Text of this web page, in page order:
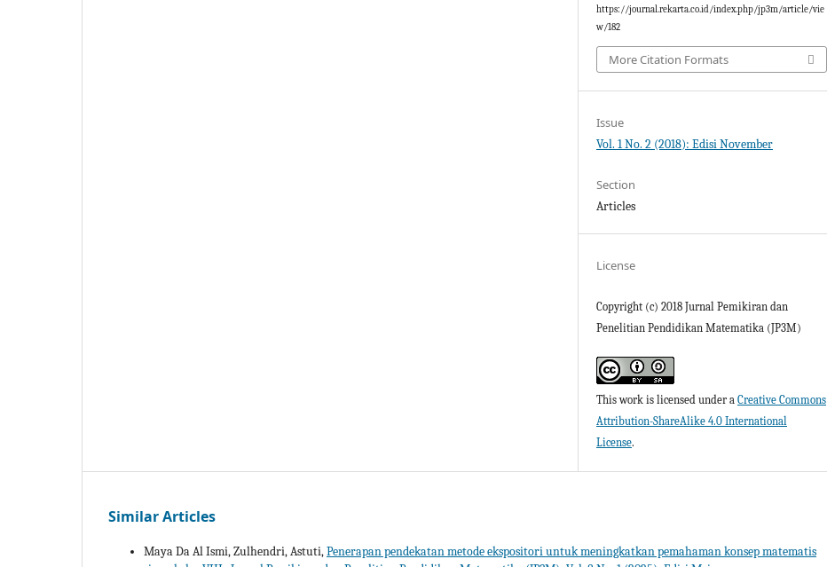
https://journal.rekarta.co.id/index.php/jp3m/article/vie
w/182
More Citation Formats
Issue
Vol. 1 No. 2 (2018): Edisi November
Section
Articles
License
Copyright (c) 2018 Jurnal Pemikiran dan
Penelitian Pendidikan Matematika (JP3M)
This work is licensed under aCreative Commons
Attribution-ShareAlike 4.0 International
License.
Similar Articles
Maya Da Al Ismi, Zulhendri, Astuti,Penerapan pendekatan metode ekspositori untuk meningkatkan pemahaman konsep matematis